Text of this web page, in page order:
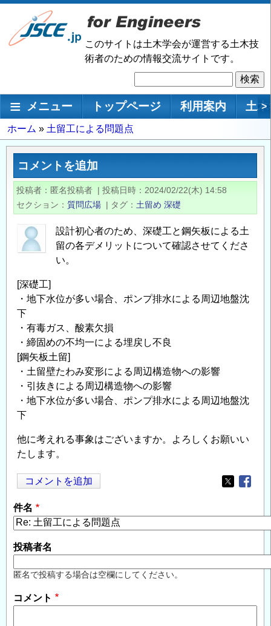
メ
ン
移
このサイトは土木学会が運営する土木技
術者のための情報交流サイトです。
索
メインナビゲーション
メニュー トップページ 利用案内 土 >
パ
ン
ず
ホーム 土留工による問題点
コメントを追加
投稿者 匿名投稿者 | 投稿日時
2024/02/22(木) 14:58
セクション
質問広場 | タグ 土留め 深礎
設計初心者のため、深礎工と鋼矢板による土
留の各デメリットについて確認させてくださ
い。
[深礎工]
・地下水位が多い場合、ポンプ排水による周辺地盤沈
下
・有毒ガス、酸素欠損
・締固めの不均一による埋戻し不良
[鋼矢板土留]
・土留壁たわみ変形による周辺構造物への影響
・引抜きによる周辺構造物への影響
・地下水位が多い場合、ポンプ排水による周辺地盤沈
下
他に考えれる事象はございますか。よろしくお願いい
たします。
コメントを追加
Opens in
件名
投稿者名
匿名で投稿する場合は空欄にしてください。
コメント